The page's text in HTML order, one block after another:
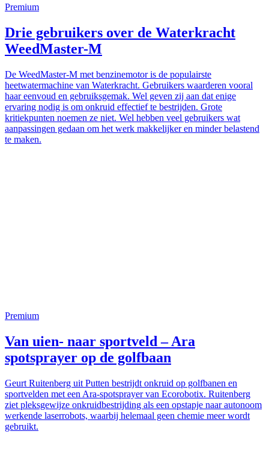
Premium
Drie gebruikers over de Waterkracht
WeedMaster-M
De WeedMaster-M met benzinemotor is de populairste
heetwatermachine van Waterkracht. Gebruikers waarderen vooral
haar eenvoud en gebruiksgemak. Wel geven zij aan dat enige
ervaring nodig is om onkruid effectief te bestrijden. Grote
kritiekpunten noemen ze niet. Wel hebben veel gebruikers wat
aanpassingen gedaan om het werk makkelijker en minder belastend
te maken.
Premium
Van uien- naar sportveld – Ara
spotsprayer op de golfbaan
Geurt Ruitenberg uit Putten bestrijdt onkruid op golfbanen en
sportvelden met een Ara-spotsprayer van Ecorobotix. Ruitenberg
ziet pleksgewijze onkruidbestrijding als een opstapje naar autonoom
werkende laserrobots, waarbij helemaal geen chemie meer wordt
gebruikt.